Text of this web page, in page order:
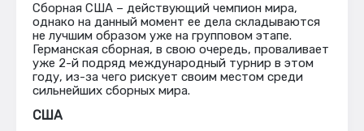
Сборная США – действующий чемпион мира,
однако на данный момент ее дела складываются
не лучшим образом уже на групповом этапе.
Германская сборная, в свою очередь, проваливает
уже 2-й подряд международный турнир в этом
году, из-за чего рискует своим местом среди
сильнейших сборных мира.
США